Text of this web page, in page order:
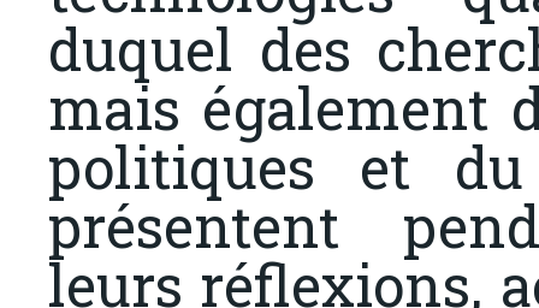
duquel des
mais également
politiques et
présentent
leurs réflexions,